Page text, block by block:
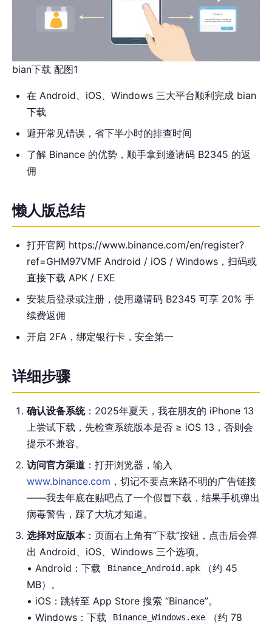
bian下载 配图1
在 Android、iOS、Windows 三大平台顺利完成 bian
下载
避开常见错误，省下半小时的排查时间
了解 Binance 的优势，顺手拿到邀请码 B2345 的返
佣
懒人版总结
打开官网 https://www.binance.com/en/register?
ref=GHM97VMF Android / iOS / Windows，扫码或
直接下载 APK / EXE
安装后登录或注册，使用邀请码 B2345 可享 20% 手
续费返佣
开启 2FA，绑定银行卡，安全第一
详细步骤
确认设备系统：2025年夏天，我在朋友的 iPhone 13
上尝试下载，先检查系统版本是否 ≥ iOS 13，否则会
提示不兼容。
访问官方渠道 ：打开浏览器，输入
www.binance.com ，切记不要点来路不明的广告链接
——我去年底在贴吧点了一个假冒下载，结果手机弹出
病毒警告，踩了大坑才知道。
选择对应版本：页面右上角有“下载”按钮，点击后会弹
出 Android、iOS、Windows 三个选项。
• Android：下载
Binance_Android.apk
（约 45
MB）。
• iOS：跳转至 App Store 搜索 “Binance”。
• Windows：下载
Binance_Windows.exe
（约 78